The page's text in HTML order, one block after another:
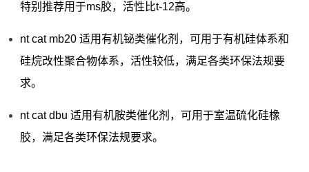
特别推荐用于ms胶，活性比t-12高。
nt cat mb20 适用有机铋类催化剂，可用于有机硅体系和
硅烷改性聚合物体系，活性较低，满足各类环保法规要
求。
nt cat dbu 适用有机胺类催化剂，可用于室温硫化硅橡
胶，满足各类环保法规要求。